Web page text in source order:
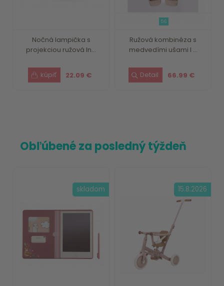
Nočná lampička s
projekciou ružová In...
22.09 €
Ružová kombinéza s
medvedími ušami I ...
66.99 €
56
Obľúbené za posledný týždeň
skladom 15.8.2026